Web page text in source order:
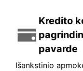
Kredito
pavarde
Išankstinio